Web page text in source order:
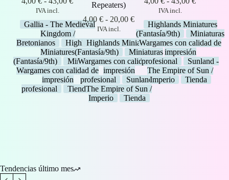
precios:
desde
4,00 €
hasta
43,00 €
IVA incl.
Gallia - The Medieval
Kingdom /
Bretonianos
Highlands
Miniatures
(Fantasía/9th)
Miniaturas
Wargames con calidad de
impresión
profesional
Tienda
Repeaters)
4,00€ - 20,00€Rango
de
precios:
desde
4,00 €
hasta
20,00 €
IVA incl.
Highlands Miniatures
(Fantasía/9th)
Miniaturas
Wargames con calidad de
impresión
profesional
Sunland -
The Empire of Sun /
Imperio
Tienda
precios:
desde
4,00 €
hasta
43,00 €
IVA incl.
Highlands Miniatures
(Fantasía/9th)
Miniaturas
Wargames con calidad de
impresión
profesional
Sunland -
The Empire of Sun /
Imperio
Tienda
Tendencias último mes